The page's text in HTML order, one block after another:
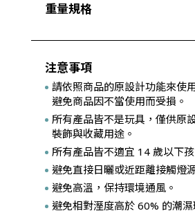
重量規格
注意事項
請依照商品的原設計功能來使
避免商品因不當使用而受損。
所有產品皆不是玩具，僅供原
裝飾與收藏用途。
所有產品皆不適宜 14 歲以下孩
避免直接日曬或近距離接觸燈
避免高溫，保持環境通風。
避免相對溼度高於 60% 的潮濕